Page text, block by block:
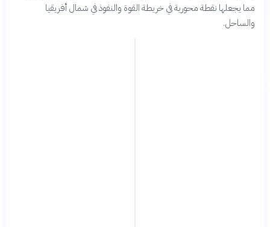
مما يجعلها نقطة محورية في خريطة القوة والنفوذ في شمال أفريقيا
والساحل.